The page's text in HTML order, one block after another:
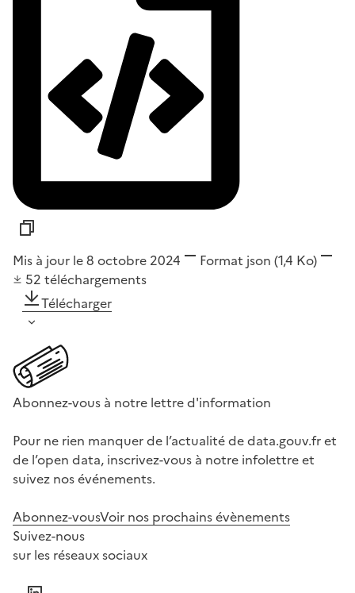
Mis à jour le 8 octobre 2024 Format json (1,4 Ko)
52 téléchargements
Télécharger
Abonnez-vous à notre lettre d'information
Pour ne rien manquer de l’actualité de data.gouv.fr et
de l’open data, inscrivez-vous à notre infolettre et
suivez nos événements.
Abonnez-vousVoir nos prochains évènements
Suivez-nous
sur les réseaux sociaux